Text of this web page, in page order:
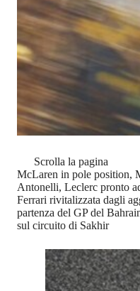
Scrolla la pagina
McLaren in pole position,
Antonelli, Leclerc pronto
Ferrari rivitalizzata dagli
partenza del GP del
sul circuito di Sakhir